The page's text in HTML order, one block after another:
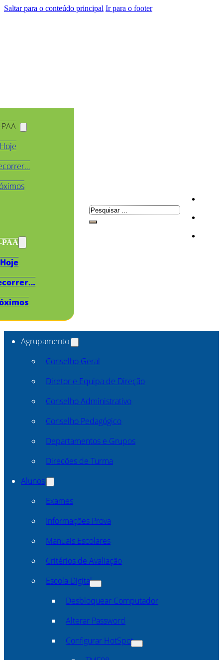
Saltar para o conteúdo principal Ir para o footer
PAA
Hoje
Pesquisar
Agrupamento
Conselho Geral
Diretor e Equipa de Direção
Conselho Administrativo
Conselho Pedagógico
Departamentos e Grupos
Direcões de Turma
Alunos
Exames
Informações Prova
Manuais Escolares
Critérios de Avaliação
Escola Digital
Desbloquear Computador
Alterar Password
Configurar HotSpot